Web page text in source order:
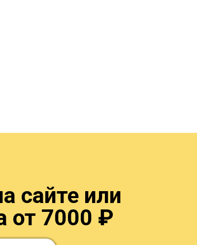
сайте или
от 7000 ₽